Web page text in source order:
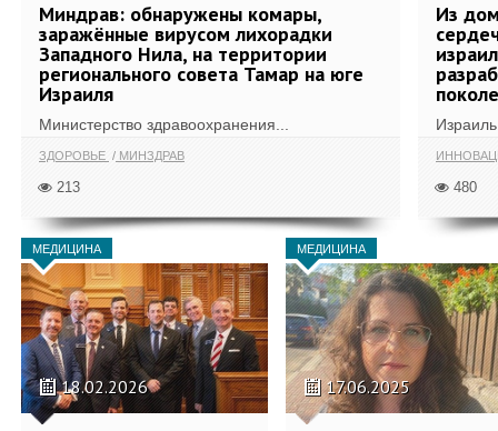
Миндрав: обнаружены комары,
заражённые вирусом лихорадки
Западного Нила, на территории
регионального совета Тамар на юге
Израиля
Министерство здравоохранения...
ЗДОРОВЬЕ МИНЗДРАВ
213
Из
Израиль
480
МЕДИЦИНА
18.02.2026
МЕДИЦИНА
17.06.2025